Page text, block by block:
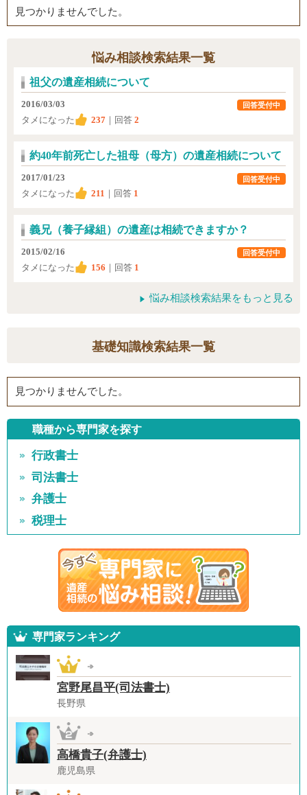
見つかりませんでした。
悩み相談検索結果一覧
祖父の遺産相続について
2016/03/03
タメになった
237 ｜回答 2
回答受付中
約40年前死亡した祖母（母方）の遺産相続について
2017/01/23
タメになった
211 ｜回答 1
回答受付中
義兄（養子縁組）の遺産は相続できますか？
2015/02/16
タメになった
156 ｜回答 1
回答受付中
悩み相談検索結果をもっと見る
基礎知識検索結果一覧
見つかりませんでした。
職種から専門家を探す
行政書士
司法書士
弁護士
税理士
専門家ランキング
宮野尾昌平(司法書士)
長野県
高橋貴子(弁護士)
鹿児島県